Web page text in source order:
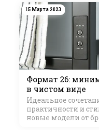
15 Марта 2023
Формат 26:
в чистом виде
Идеальное
практичности и
новые модели от